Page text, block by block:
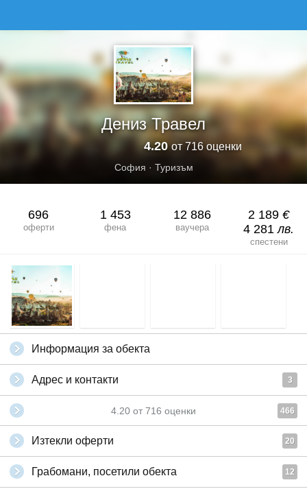
Дениз Травел
4.20от 716 оценки
София · Туризъм
696
оферти
1 453
фена
12 886
ваучера
2 189 €
4 281лв.
спестени
Информация за обекта
Адрес и контакти 3
4.20 от 716 оценки 466
Изтекли оферти 20
Грабомани, посетили обекта 12